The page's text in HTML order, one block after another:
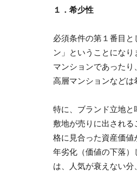
１．希少性
必須条件の第１番目
ン」ということにな
マンションであった
高層マンションなどは
特に、ブランド立地と
敷地が売りに出され
格に見合った資産価
年劣化（価値の下落
は、人気が衰えない分